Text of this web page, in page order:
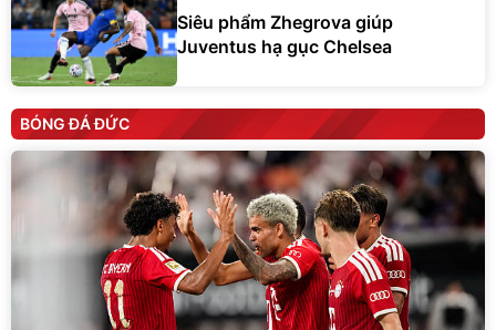
Siêu phẩm Zhegrova giúp
Juventus hạ gục Chelsea
BÓNG ĐÁ ĐỨC